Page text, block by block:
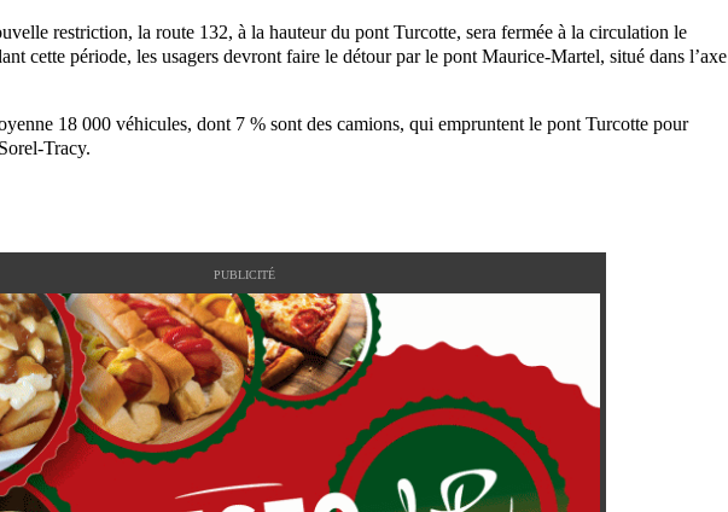
restriction, la route 132, à la hauteur du pont Turcotte, sera fermée à la circulation le
cette période, les usagers devront faire le détour par le pont Maurice-Martel, situé dans l’axe
18 000 véhicules, dont 7 % sont des camions, qui empruntent le pont Turcotte pour
Tracy.
PUBLICITÉ